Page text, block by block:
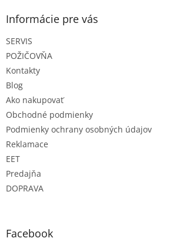
Informácie pre vás
SERVIS
POŽIČOVŇA
Kontakty
Blog
Ako nakupovať
Obchodné podmienky
Podmienky ochrany osobných údajov
Reklamace
EET
Predajňa
DOPRAVA
Facebook